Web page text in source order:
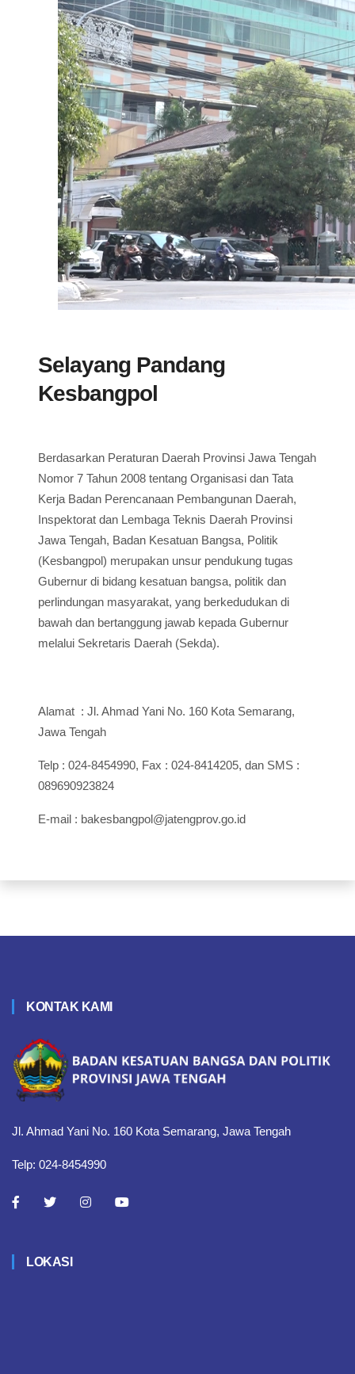
Selayang Pandang
Kesbangpol
Berdasarkan Peraturan Daerah Provinsi Jawa Tengah
Nomor 7 Tahun 2008 tentang Organisasi dan Tata
Kerja Badan Perencanaan Pembangunan Daerah,
Inspektorat dan Lembaga Teknis Daerah Provinsi
Jawa Tengah, Badan Kesatuan Bangsa, Politik
(Kesbangpol) merupakan unsur pendukung tugas
Gubernur di bidang kesatuan bangsa, politik dan
perlindungan masyarakat, yang berkedudukan di
bawah dan bertanggung jawab kepada Gubernur
melalui Sekretaris Daerah (Sekda).
Alamat : Jl. Ahmad Yani No. 160 Kota Semarang,
Jawa Tengah
Telp : 024-8454990, Fax : 024-8414205, dan SMS :
089690923824
E-mail : bakesbangpol@jatengprov.go.id
KONTAK KAMI
Jl. Ahmad Yani No. 160 Kota Semarang, Jawa Tengah
Telp: 024-8454990
LOKASI